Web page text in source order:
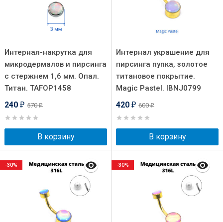
Интернал-накрутка для
микродермалов и пирсинга
с стержнем 1,6 мм. Опал.
Титан. TAFOP1458
240 ₽ 570₽
В корзину
Интернал украшение для
пирсинга пупка, золотое
титановое покрытие.
Magic Pastel. IBNJ0799
420 ₽ 600₽
В корзину
-30% -30%